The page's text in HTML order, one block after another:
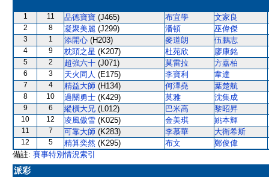
1 11 品德寶寶 (J465) 布宜學 文家良
2 8 凝聚美麗 (J299) 潘頓 巫偉傑
3 1 添開心 (H203) 麥道朗 伍鵬志
4 9 枕頭之星 (K207) 杜苑欣 廖康銘
5 2 超強六十 (J071) 莫雷拉 方嘉柏
6 3 天火同人 (E175) 李寶利 韋達
7 4 精益大師 (H134) 何澤堯 葉楚航
8 10 過關勇士 (K429) 莫雅 沈集成
9 6 縱橫大兄 (L012) 巴米高 黎昭昇
10 12 凌風傲雪 (K025) 金美琪 姚本輝
11 7 可靠大師 (K283) 李慕華 大衛希斯
12 5 精算奕然 (K295) 布文
鄭俊偉
備註: 賽事特別情況索引
派彩